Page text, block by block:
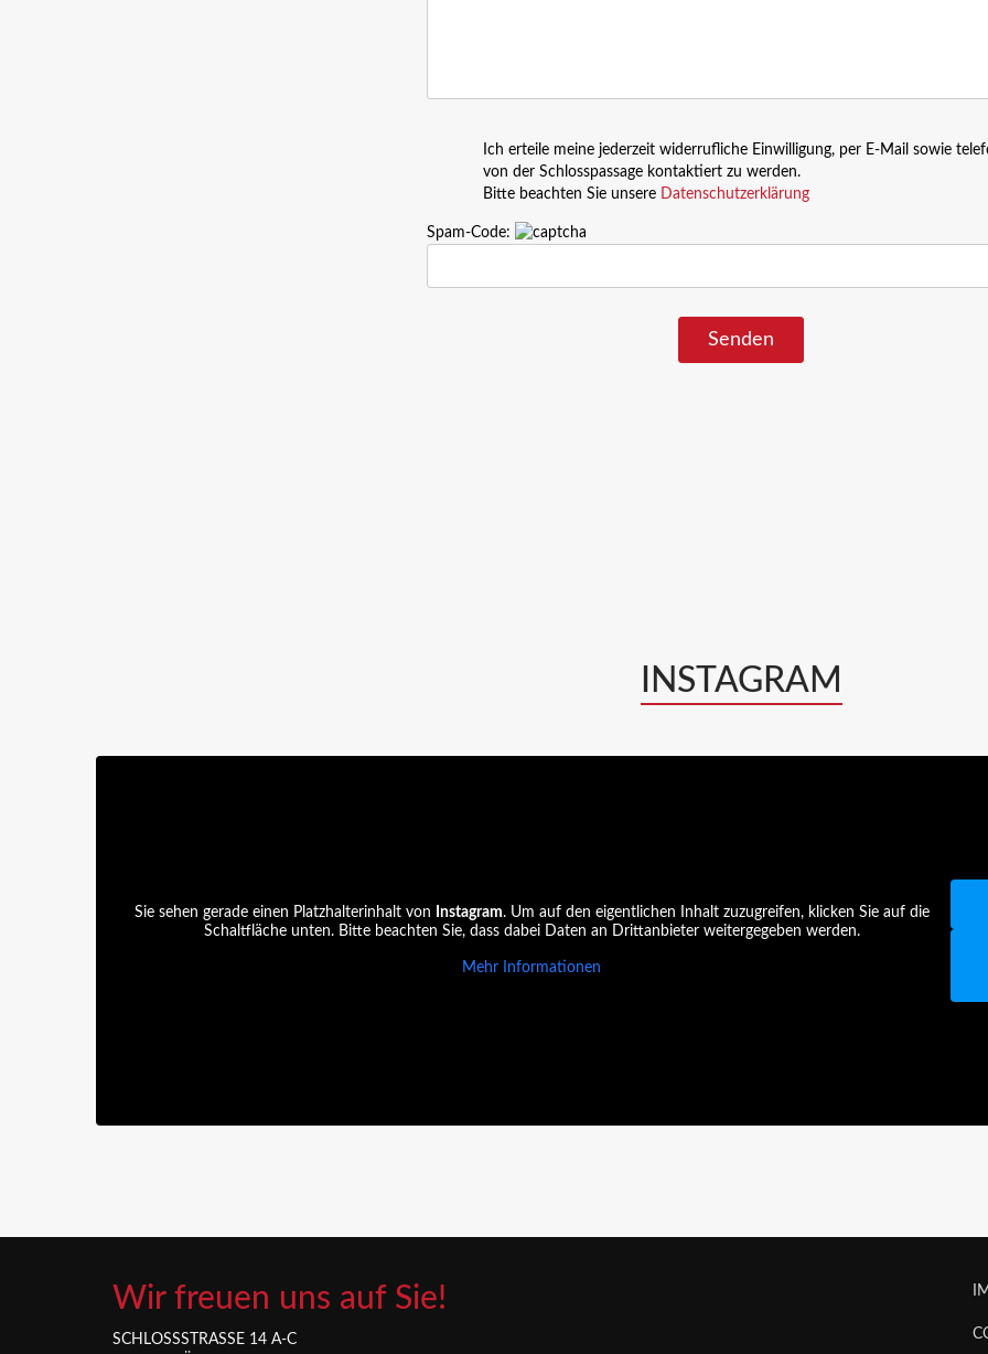
Ich erteile meine jederzeit widerrufliche Einwilligung, per E-Mail sowie
von der Schlosspassage kontaktiert zu werden.
Bitte beachten Sie unsere Datenschutzerklärung
Spam-Code:
INSTAGRAM
Sie sehen gerade einen Platzhalterinhalt von Instagram. Um auf den eigentlichen Inhalt zuzugreifen, klicken Sie auf die
Schaltfläche unten. Bitte beachten Sie, dass dabei Daten an Drittanbieter weitergegeben werden.
Mehr Informationen
Wir freuen uns auf Sie!
SCHLOSSSTRASSE 14 A-C